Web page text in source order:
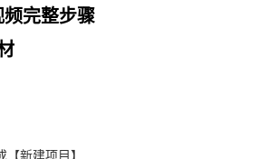
完整步骤
新建项目】